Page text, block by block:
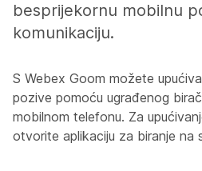
besprijekornu mobilnu
komunikaciju.
S Webex Goom možete
pozive pomoću ugrađenog
mobilnom telefonu. Za
otvorite aplikaciju za biranje na